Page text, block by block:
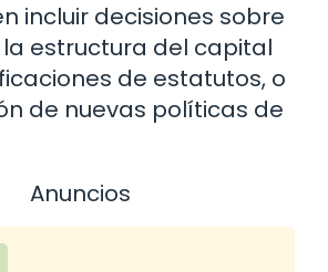
incluir decisiones sobre
estructura del capital
de estatutos, o
de nuevas políticas de
Anuncios